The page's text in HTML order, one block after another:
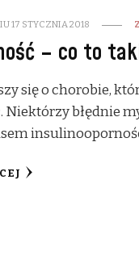
17 STYCZNIA 2018
– co to
się o chorobie,
błędnie